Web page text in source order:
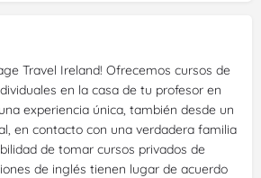
Travel Ireland! Ofrecemos cursos de
en la casa de tu profesor en
experiencia única, también desde un
en contacto con una verdadera familia
de tomar cursos privados de
de inglés tienen lugar de acuerdo